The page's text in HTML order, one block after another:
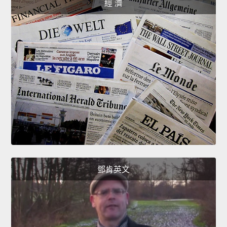
經 濟
鄧肯英文